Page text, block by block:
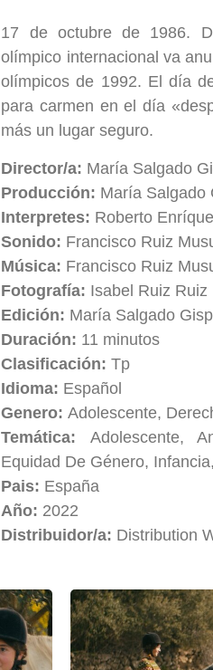
17 de octubre de 1986.
olímpico internacional va
olímpicos de 1992. El día
para carmen en el día
más un lugar seguro.
Director/a: María Salgado
Producción: María Salgado
Interpretes: Roberto
Sonido: Francisco Ruiz
Música: Francisco Ruiz
Fotografía: Isabel Ruiz Ruiz
Edición: María Salgado
Duración: 11 minutos
Clasificación:Tp
Idioma: Español
Genero:Adolescente,
Temática: Adolescente,
Equidad De Género,
Pais: España
Año: 2022
Distribuidor/a: Distribution